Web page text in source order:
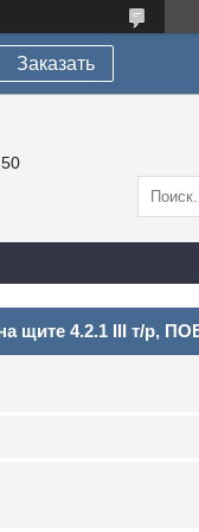
Заказать
щите 4.2.1 III т/р,